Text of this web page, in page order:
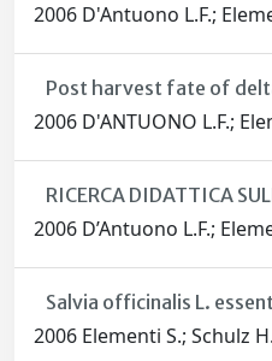
2006 D'Antuono L.F.;
Post harvest fate of
2006 D'ANTUONO L.F.;
RICERCA DIDATTICA
2006 D’Antuono L.F.;
Salvia officinalis L.
2006 Elementi S.; Schulz